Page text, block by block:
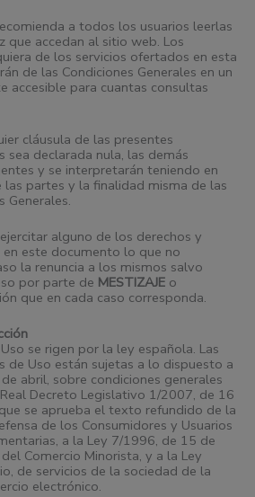
a todos los usuarios leerlas
que accedan al sitio web. Los
de los servicios ofertados en esta
de las Condiciones Generales en un
accesible para cuantas consultas
cláusula de las presentes
sea declarada nula, las demás
y se interpretarán teniendo en
partes y la finalidad misma de las
Generales.
alguno de los derechos y
este documento lo que no
la renuncia a los mismos salvo
por parte de MESTIZAJE o
que en cada caso corresponda.
se rigen por la ley española. Las
de Uso están sujetas a lo dispuesto a
abril, sobre condiciones generales
Decreto Legislativo 1/2007, de 16
se aprueba el texto refundido de la
de los Consumidores y Usuarios
a la Ley 7/1996, de 15 de
Comercio Minorista, y a la Ley
de servicios de la sociedad de la
electrónico.